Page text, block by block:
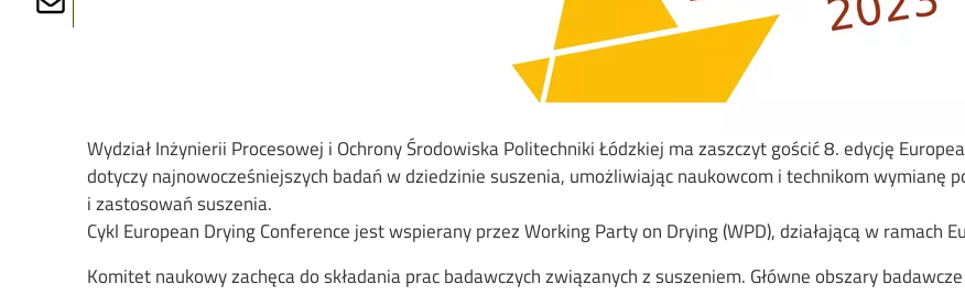
Wydział Inżynierii Procesowej i Ochrony Środowiska Politechniki Łódzkiej ma zaszczyt gościć 8. edycję
dotyczy najnowocześniejszych badań w dziedzinie suszenia, umożliwiając naukowcom i technikom wymianę
i zastosowań suszenia.
Cykl European Drying Conference jest wspierany przez Working Party on Drying (WPD), działającą w ramach
Komitet naukowy zachęca do składania prac badawczych związanych z suszeniem. Główne obszary